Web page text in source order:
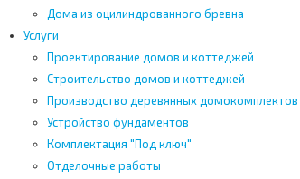
Дома из оцилиндрованного бревна
Услуги
Проектирование домов и коттеджей
Строительство домов и коттеджей
Производство деревянных домокомплектов
Устройство фундаментов
Комплектация "Под ключ"
Отделочные работы